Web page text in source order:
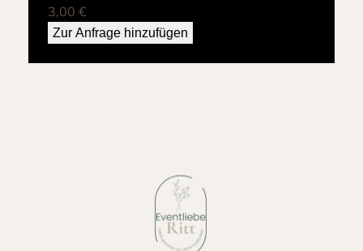
3,00 €
Zur Anfrage hinzufügen